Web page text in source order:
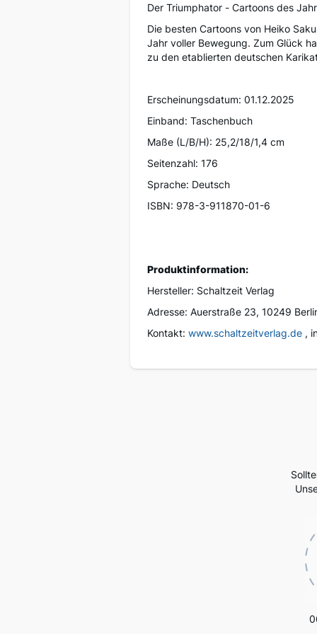
Der Triumphator - Cartoons des
Die besten Cartoons von Heiko
Jahr voller Bewegung. Zum Glück
zu den etablierten deutschen
Erscheinungsdatum: 01.12.2025
Einband: Taschenbuch
Maße (L/B/H): 25,2/18/1,4 cm
Seitenzahl: 176
Sprache: Deutsch
ISBN: 978-3-911870-01-6
Produktinformation:
Hersteller: Schaltzeit Verlag
Adresse: Auerstraße 23, 10249
Kontakt: www.schaltzeitverlag.de ,